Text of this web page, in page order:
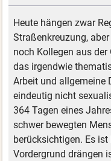
Heute hängen zwar
Straßenkreuzung,
noch Kollegen aus
das irgendwie
Arbeit und allgemeine
eindeutig nicht
364 Tagen eines
schwer bewegten
berücksichtigen. Es
Vordergrund drängen